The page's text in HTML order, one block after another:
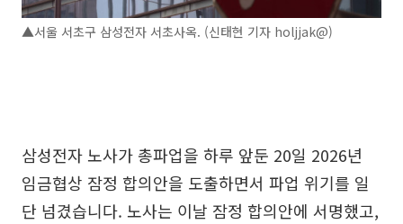
▲서울 서초구 삼성전자 서초사옥. (신태현 기자 holjjak@)
삼성전자 노사가 총파업을 하루 앞둔 20일 2026년
임금협상 잠정 합의안을 도출하면서 파업 위기를 일
단 넘겼습니다. 노사는 이날 잠정 합의안에 서명했고,